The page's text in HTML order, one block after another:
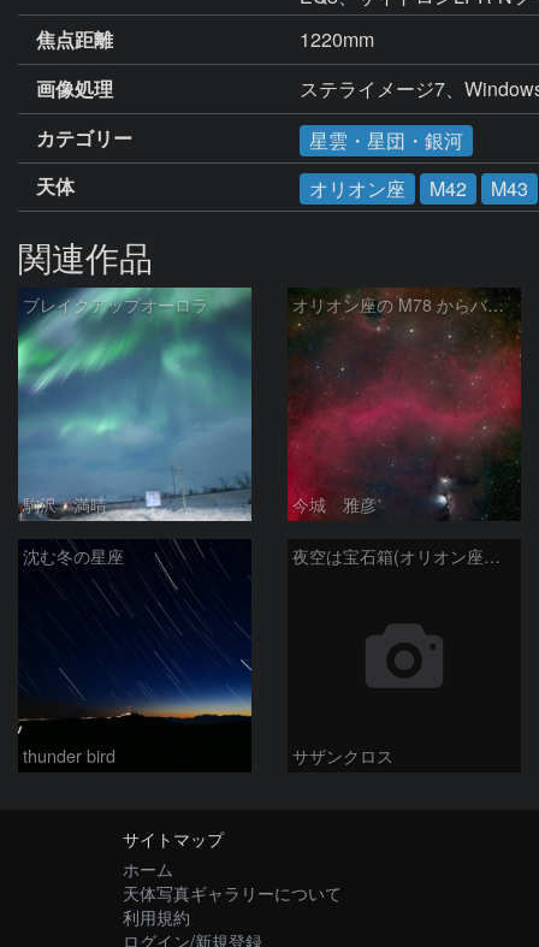
焦点距離
1220mm
画像処理
ステライメージ7、
カテゴリー
星雲・星団・銀河
天体
オリオン座 M42 M43
関連作品
ブレイクアップオーロラ
駒沢 満晴
オリオン座の M78 からバーナードループをまたいで LDN1622あたり
今城 雅彦
沈む冬の星座
thunder bird
夜空は宝石箱(オリオン座大星雲 M42) Seestar50
サザンクロス
サイトマップ
ホーム
天体写真ギャラリーについて
利用規約
ログイン/新規登録